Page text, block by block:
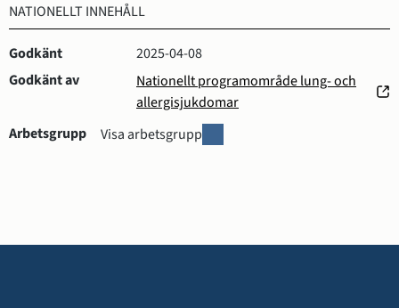
NATIONELLT INNEHÅLL
Godkänt
2025-04-08
Godkänt av
Nationellt programområde lung- och
allergisjukdomar
(öppnas
nytt
Arbetsgrupp Visa arbetsgrupp
g